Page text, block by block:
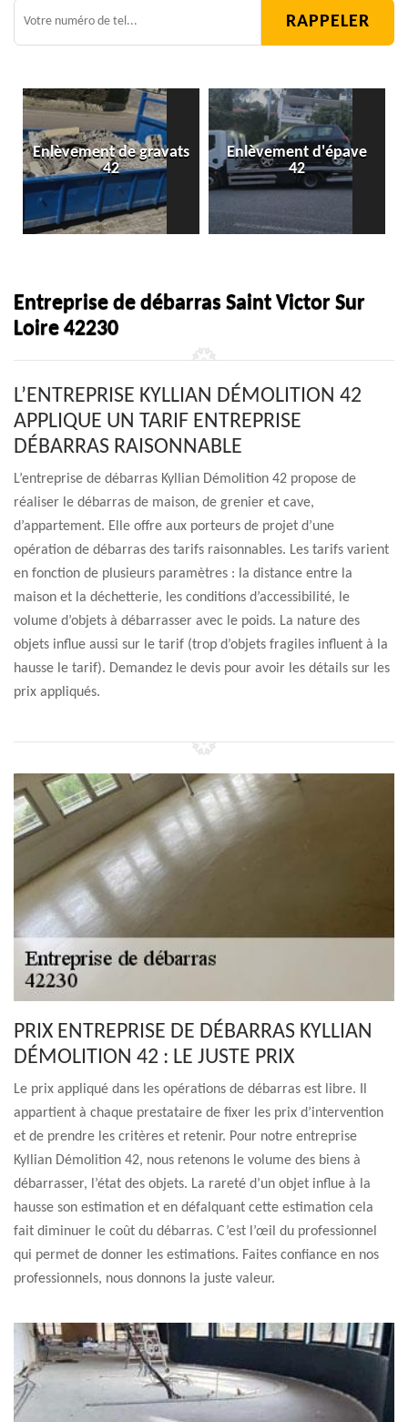
Enlèvement de gravats
42
Enlèvement d'épave
42
Entreprise de débarras Saint Victor Sur
Loire 42230
L’ENTREPRISE KYLLIAN DÉMOLITION 42
APPLIQUE UN TARIF ENTREPRISE
DÉBARRAS RAISONNABLE
L’entreprise de débarras Kyllian Démolition 42 propose de
réaliser le débarras de maison, de grenier et cave,
d’appartement. Elle offre aux porteurs de projet d’une
opération de débarras des tarifs raisonnables. Les tarifs varient
en fonction de plusieurs paramètres : la distance entre la
maison et la déchetterie, les conditions d’accessibilité, le
volume d’objets à débarrasser avec le poids. La nature des
objets influe aussi sur le tarif (trop d’objets fragiles influent à la
hausse le tarif). Demandez le devis pour avoir les détails sur les
prix appliqués.
PRIX ENTREPRISE DE DÉBARRAS KYLLIAN
DÉMOLITION 42 : LE JUSTE PRIX
Le prix appliqué dans les opérations de débarras est libre. Il
appartient à chaque prestataire de fixer les prix d’intervention
et de prendre les critères et retenir. Pour notre entreprise
Kyllian Démolition 42, nous retenons le volume des biens à
débarrasser, l’état des objets. La rareté d’un objet influe à la
hausse son estimation et en défalquant cette estimation cela
fait diminuer le coût du débarras. C’est l’œil du professionnel
qui permet de donner les estimations. Faites confiance en nos
professionnels, nous donnons la juste valeur.